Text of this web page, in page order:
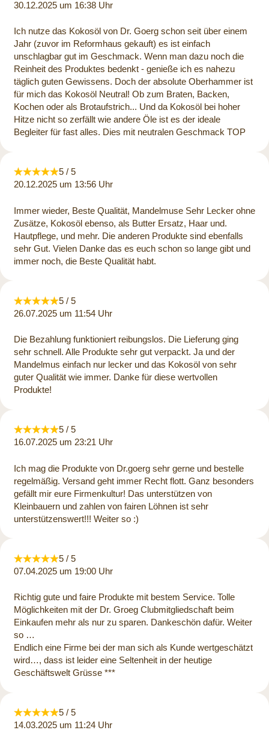
30.12.2025 um 16:38 Uhr
Ich nutze das Kokosöl von Dr. Goerg schon seit über einem
Jahr (zuvor im Reformhaus gekauft) es ist einfach
unschlagbar gut im Geschmack. Wenn man dazu noch die
Reinheit des Produktes bedenkt - genieße ich es nahezu
täglich guten Gewissens. Doch der absolute Oberhammer ist
für mich das Kokosöl Neutral! Ob zum Braten, Backen,
Kochen oder als Brotaufstrich... Und da Kokosöl bei hoher
Hitze nicht so zerfällt wie andere Öle ist es der ideale
Begleiter für fast alles. Dies mit neutralen Geschmack TOP
5 / 5
20.12.2025 um 13:56 Uhr
Immer wieder, Beste Qualität, Mandelmuse Sehr Lecker ohne
Zusätze, Kokosöl ebenso, als Butter Ersatz, Haar und.
Hautpflege, und mehr. Die anderen Produkte sind ebenfalls
sehr Gut. Vielen Danke das es euch schon so lange gibt und
immer noch, die Beste Qualität habt.
5 / 5
26.07.2025 um 11:54 Uhr
Die Bezahlung funktioniert reibungslos. Die Lieferung ging
sehr schnell. Alle Produkte sehr gut verpackt. Ja und der
Mandelmus einfach nur lecker und das Kokosöl von sehr
guter Qualität wie immer. Danke für diese wertvollen
Produkte!
5 / 5
16.07.2025 um 23:21 Uhr
Ich mag die Produkte von Dr.goerg sehr gerne und bestelle
regelmäßig. Versand geht immer Recht flott. Ganz besonders
gefällt mir eure Firmenkultur! Das unterstützen von
Kleinbauern und zahlen von fairen Löhnen ist sehr
unterstützenswert!!! Weiter so :)
5 / 5
07.04.2025 um 19:00 Uhr
Richtig gute und faire Produkte mit bestem Service. Tolle
Möglichkeiten mit der Dr. Groeg Clubmitgliedschaft beim
Einkaufen mehr als nur zu sparen. Dankeschön dafür. Weiter
so …
Endlich eine Firme bei der man sich als Kunde wertgeschätzt
wird…, dass ist leider eine Seltenheit in der heutige
Geschäftswelt Grüsse ***
5 / 5
14.03.2025 um 11:24 Uhr